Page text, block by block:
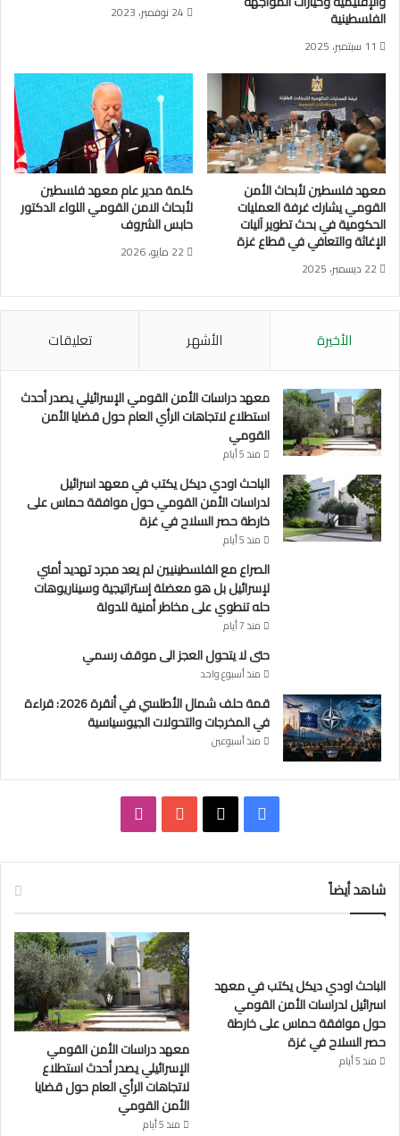
ح
ث
ا
م
ن
ا
ق
و
م
.
ا
ا
ل
ط
ه
ر
ا
ل
ع
ر
ي
ل
ل
س
ط
ن
و
س
ط
ق
ص
و
الفلسطينية
11 سبتمبر، 2025
24 نوفمبر، 2023
معهد فلسطين لأبحاث الأمن
القومي يشارك غرفة العمليات
الحكومية في بحث تطوير آليات
الإغاثة والتعافي في قطاع غزة
22 ديسمبر، 2025
كلمة مدير عام معهد فلسطين
لأبحاث الامن القومي اللواء الدكتور
حابس الشروف
22 مايو، 2026
الأخيرة الأشهر تعليقات
معهد دراسات الأمن القومي الإسرائيلي يصدر أحدث
استطلاع لاتجاهات الرأي العام حول قضايا الأمن
القومي
منذ 5 أيام
الباحث اودي ديكل يكتب في معهد اسرائيل
لدراسات الأمن القومي حول موافقة حماس على
خارطة حصر السلاح في غزة
منذ 5 أيام
الصراع مع الفلسطينيين لم يعد مجرد تهديد أمني
لإسرائيل بل هو معضلة إستراتيجية وسيناريوهات
حله تنطوي على مخاطر أمنية للدولة
منذ 7 أيام
حتى لا يتحول العجز الى موقف رسمي
منذ أسبوع واحد
قمة حلف شمال الأطلسي في أنقرة 2026: قراءة
في المخرجات والتحولات الجيوسياسية
منذ أسبوعين
ب
ك
u
T
u
b
e
ت
ق
ر
ا
م
شاهد أيضاً
الباحث اودي ديكل يكتب في معهد
اسرائيل لدراسات الأمن القومي
حول موافقة حماس على خارطة
حصر السلاح في غزة
منذ 5 أيام
معهد دراسات الأمن القومي
الإسرائيلي يصدر أحدث استطلاع
لاتجاهات الرأي العام حول قضايا
الأمن القومي
منذ 5 أيام